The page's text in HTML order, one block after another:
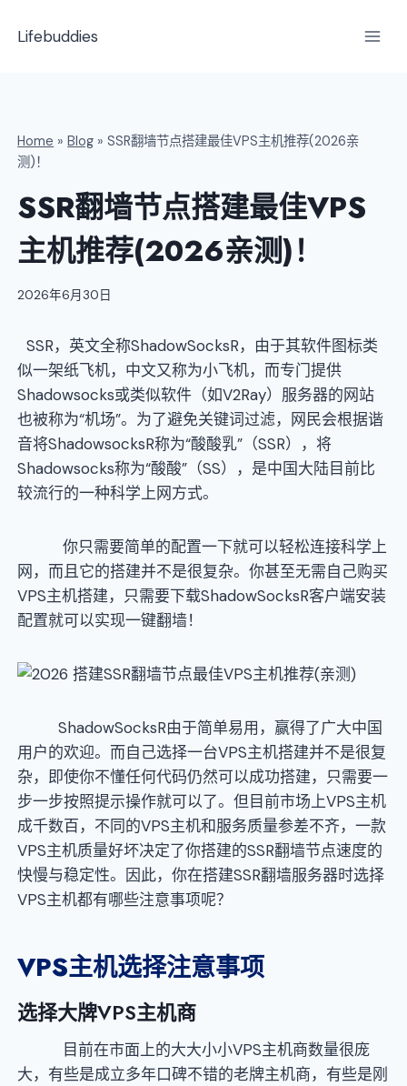
Lifebuddies
Home »Blog »SSR翻墙节点搭建最佳VPS主机推荐(2026亲
测)！
SSR翻墙节点搭建最佳VPS
主机推荐(2026亲测)！
2026年6月30日
SSR，英文全称ShadowSocksR，由于其软件图标类
似一架纸飞机，中文又称为小飞机，而专门提供
Shadowsocks或类似软件（如V2Ray）服务器的网站
也被称为“机场”。为了避免关键词过滤，网民会根据谐
音将ShadowsocksR称为“酸酸乳”（SSR），将
Shadowsocks称为“酸酸”（SS），是中国大陆目前比
较流行的一种科学上网方式。
你只需要简单的配置一下就可以轻松连接科学上
网，而且它的搭建并不是很复杂。你甚至无需自己购买
VPS主机搭建，只需要下载ShadowSocksR客户端安装
配置就可以实现一键翻墙！
ShadowSocksR由于简单易用，赢得了广大中国
用户的欢迎。而自己选择一台VPS主机搭建并不是很复
杂，即使你不懂任何代码仍然可以成功搭建，只需要一
步一步按照提示操作就可以了。但目前市场上VPS主机
成千数百，不同的VPS主机和服务质量参差不齐，一款
VPS主机质量好坏决定了你搭建的SSR翻墙节点速度的
快慢与稳定性。因此，你在搭建SSR翻墙服务器时选择
VPS主机都有哪些注意事项呢？
VPS主机选择注意事项
选择大牌VPS主机商
目前在市面上的大大小小VPS主机商数量很庞
大，有些是成立多年口碑不错的老牌主机商，有些是刚